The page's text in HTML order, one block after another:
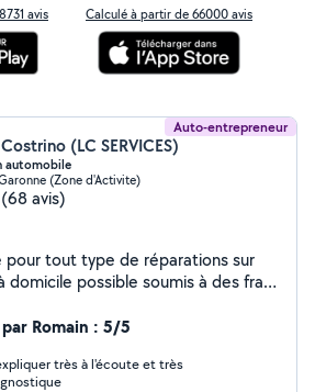
avis Calculé à partir de 66000 avis
Auto-entrepreneur
(LC SERVICES)
automobile
(Zone d'Activite)
(68 avis)
pour tout type de réparations sur
domicile possible soumis à des frais.
devis c'est avec plaisir que j'y
Romain : 5/5
très à l'écoute et très
diagnostique